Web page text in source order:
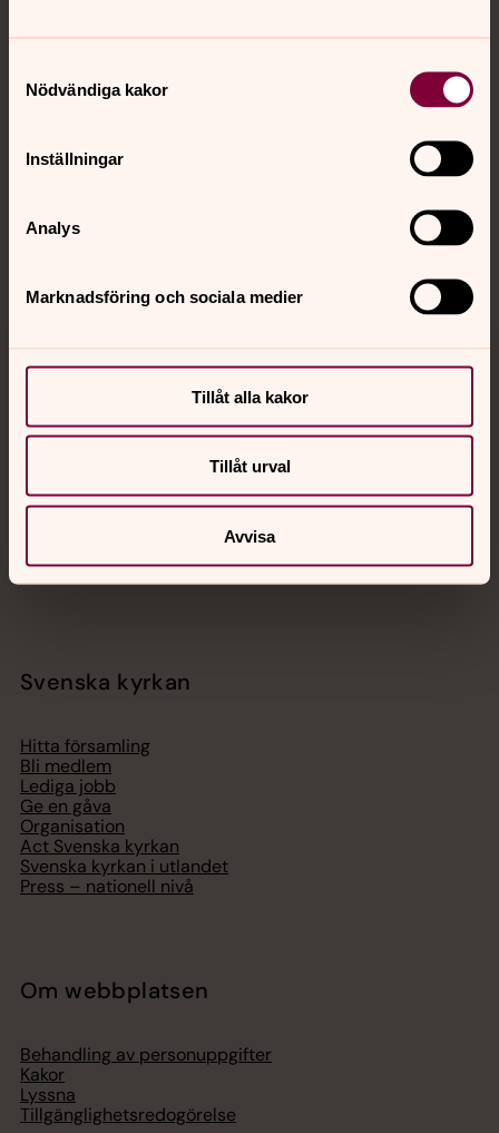
Nödvändiga kakor
Inställningar
Analys
Marknadsföring och sociala medier
Tillåt alla kakor
Tillåt urval
Avvisa
Kalender
Jourhavande präst
Akut samtals- och krisstöd. Prata eller chatta anonymt
med en präst på kvällar och nätter.
Telefon 112
Svenska kyrkan
Hitta församling
Bli medlem
Lediga jobb
Ge en gåva
Organisation
Act Svenska kyrkan
Svenska kyrkan i utlandet
Press – nationell nivå
Om webbplatsen
Behandling av personuppgifter
Kakor
Lyssna
Tillgänglighetsredogörelse